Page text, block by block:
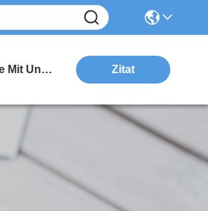
Treten Sie Mit Uns In Verbindung Zitat